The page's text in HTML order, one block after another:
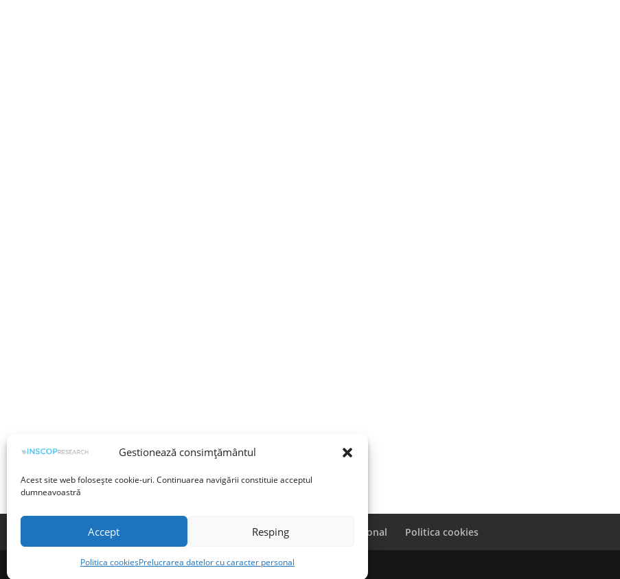
Gestionează consimțământul
Acest site web folosește cookie-uri. Continuarea navigării constituie acceptul
dumneavoastră
Accept Resping
Politica cookiesPrelucrarea datelor cu caracter personal
Termeni și condiții Prelucrarea datelor cu caracter personal Politica cookies
©INSCOP Research